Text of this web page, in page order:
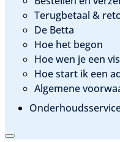
Terugbetaal &
De Betta
Hoe het begon
Hoe wen je een
Hoe start ik een
Algemene